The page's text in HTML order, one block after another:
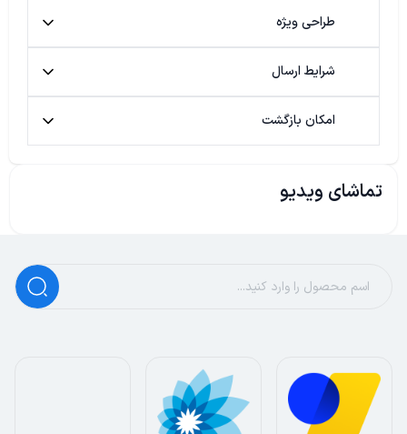
طراحی ویژه
شرایط ارسال
امکان بازگشت
تماشای ویدیو